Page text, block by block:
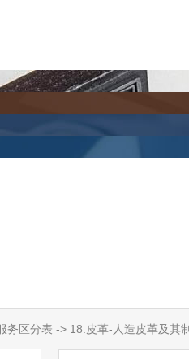
务区分表 -> 18.皮革-人造皮革及其